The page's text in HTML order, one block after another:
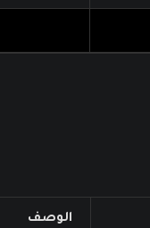
الوصف